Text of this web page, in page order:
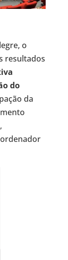
o
resultados
do
da